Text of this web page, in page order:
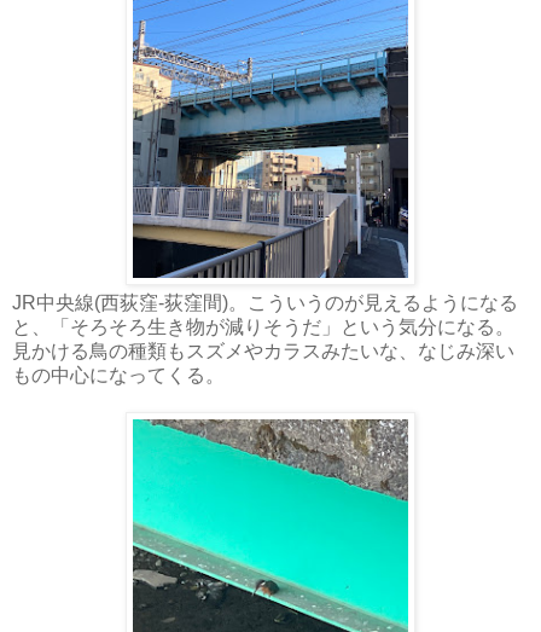
JR中央線(西荻窪-荻窪間)。こういうのが見えるようになる
と、「そろそろ生き物が減りそうだ」という気分になる。
見かける鳥の種類もスズメやカラスみたいな、なじみ深い
もの中心になってくる。